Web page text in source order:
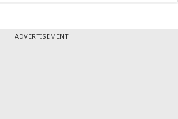
ADVERTISEMENT